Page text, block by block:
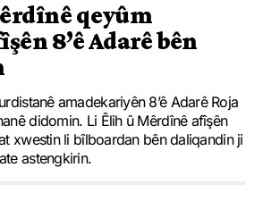
qeyûm
8’ê Adarê bên
amadekariyên 8’ê Adarê Roja
didomin. Li Êlih û Mêrdînê afîşên
xwestin li bîlboardan bên daliqandin ji
astengkirin.